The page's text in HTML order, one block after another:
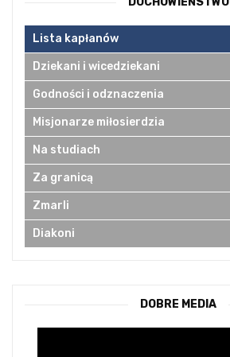
Lista kapłanów
Dziekani i wicedziekani
Godności i odznaczenia
Misjonarze miłosierdzia
Na studiach
Za granicą
Zmarli
Diakoni
DOBRE MEDIA